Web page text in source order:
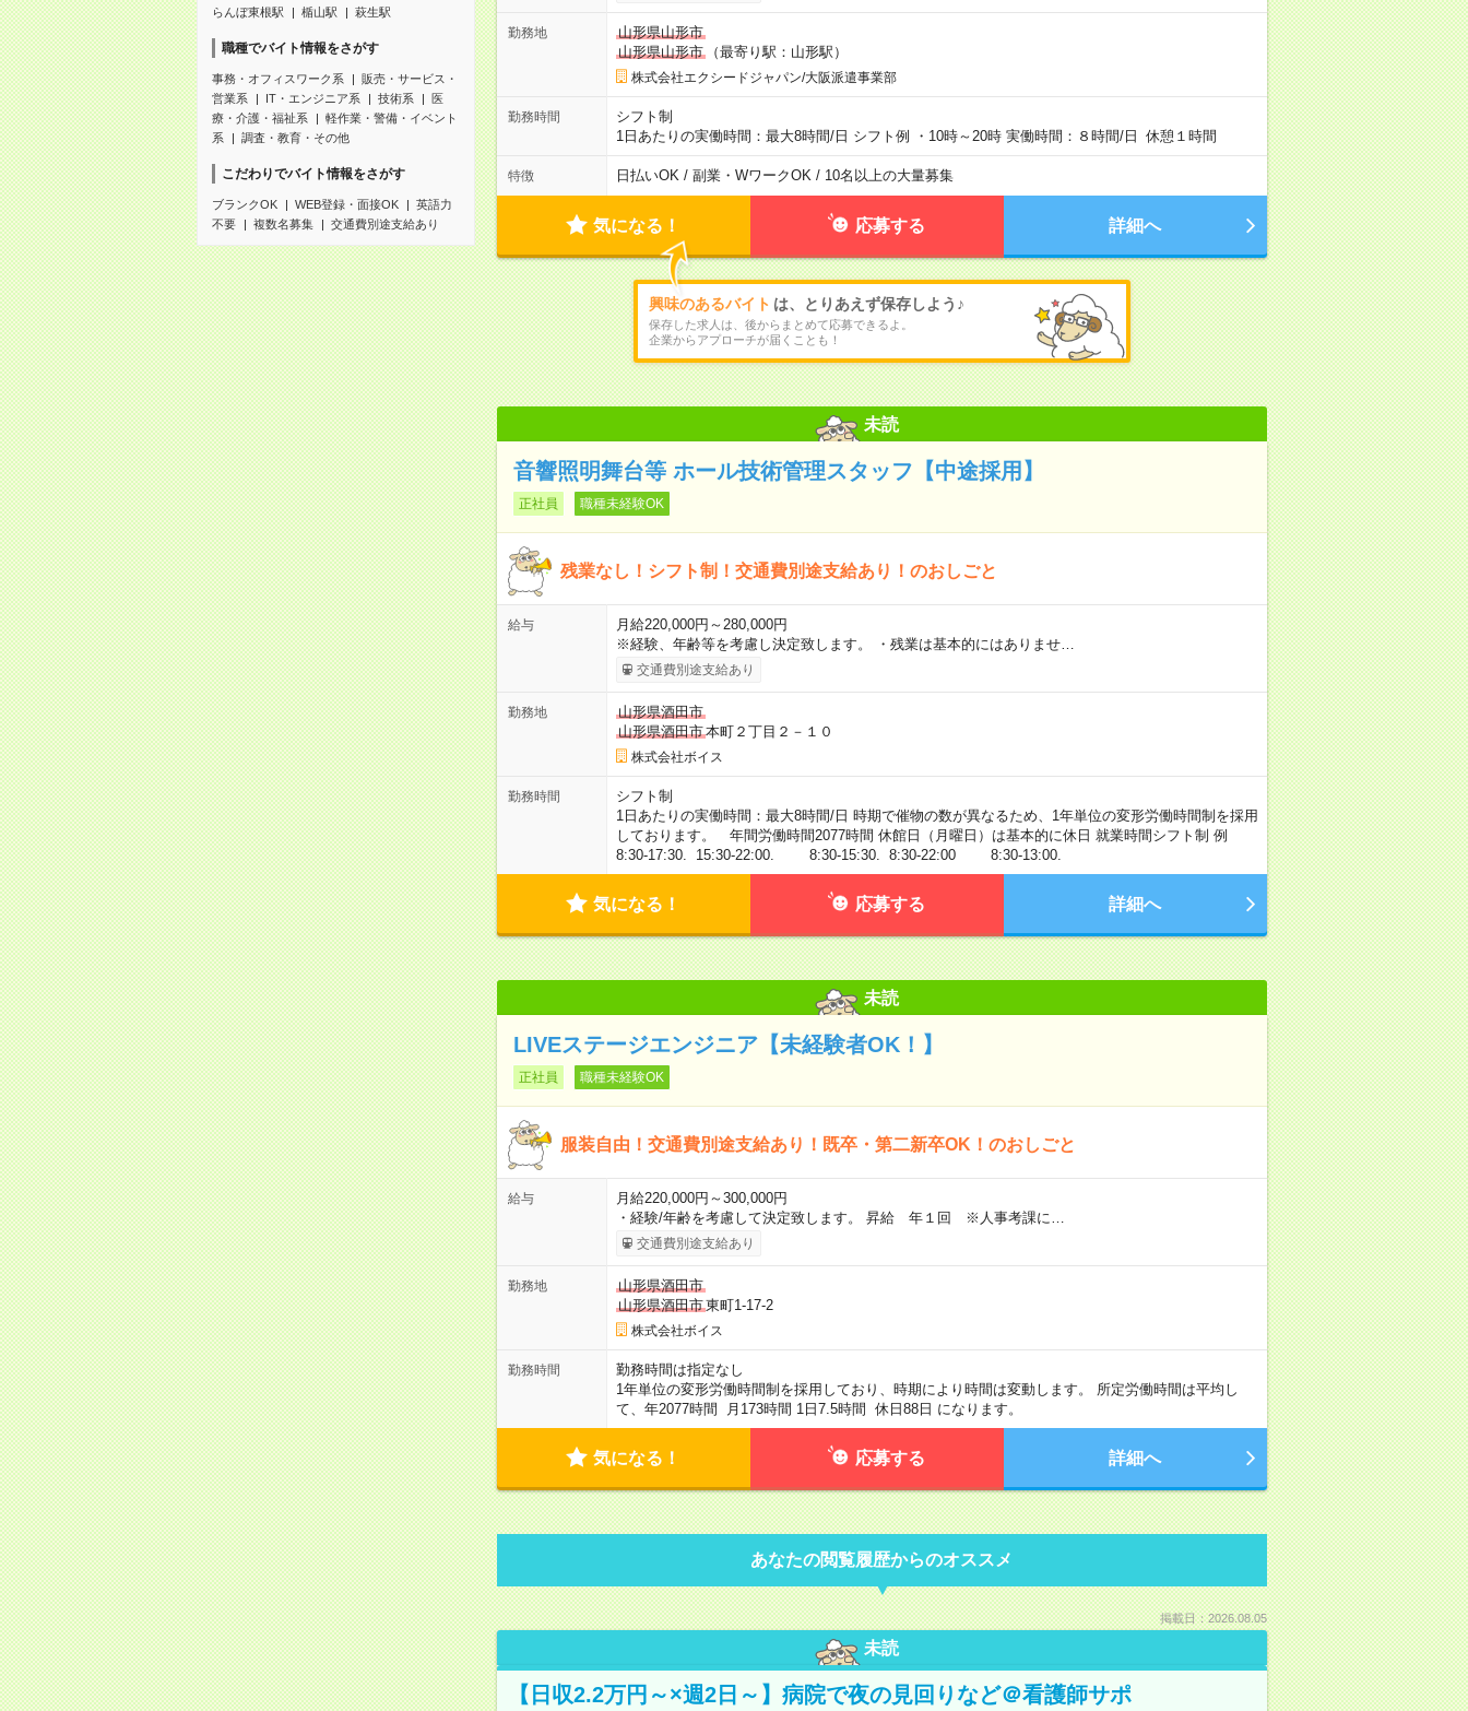
らんぼ東根駅
楯山駅 萩生駅
職種でバイト情報をさがす
事務・オフィスワーク系
販売・サービス・
営業系
IT・エンジニア系 技術系
医
療・介護・福祉系
軽作業・警備・イベント
系
調査・教育・その他
こだわりでバイト情報をさがす
ブランクOK WEB登録・面接OK
英語力
不要
複数名募集 交通費別途支給あり
勤務地
山形県山形市
山形県山形市（最寄り駅：山形駅）
株式会社エクシードジャパン/大阪派遣事業部
勤務時間
シフト制
1日あたりの実働時間：最大8時間/日 シフト例 ・10時～20時 実働時間：８時間/日 休憩１時間
特徴 日払いOK / 副業・WワークOK / 10名以上の大量募集
気になる！ 応募する 詳細へ
興味のあるバイト は、とりあえず保存しよう♪
保存した求人は、後からまとめて応募できるよ。
企業からアプローチが届くことも！
未読
音響照明舞台等 ホール技術管理スタッフ【中途採用】
正社員 職種未経験OK
残業なし！シフト制！交通費別途支給あり！のおしごと
給与
月給220,000円～280,000円
※経験、年齢等を考慮し決定致します。 ・残業は基本的にはありませ…
交通費別途支給あり
勤務地
山形県酒田市
山形県酒田市本町２丁目２－１０
株式会社ボイス
勤務時間
シフト制
1日あたりの実働時間：最大8時間/日 時期で催物の数が異なるため、1年単位の変形労働時間制を採用
しております。 年間労働時間2077時間 休館日（月曜日）は基本的に休日 就業時間シフト制 例
8:30-17:30. 15:30-22:00. 8:30-15:30. 8:30-22:00 8:30-13:00.
気になる！ 応募する 詳細へ
未読
LIVEステージエンジニア【未経験者OK！】
正社員 職種未経験OK
服装自由！交通費別途支給あり！既卒・第二新卒OK！のおしごと
給与
月給220,000円～300,000円
・経験/年齢を考慮して決定致します。 昇給 年１回 ※人事考課に…
交通費別途支給あり
勤務地
山形県酒田市
山形県酒田市東町1-17-2
株式会社ボイス
勤務時間
勤務時間は指定なし
1年単位の変形労働時間制を採用しており、時期により時間は変動します。 所定労働時間は平均し
て、年2077時間 月173時間 1日7.5時間 休日88日 になります。
気になる！ 応募する 詳細へ
あなたの閲覧履歴からのオススメ
掲載日：2026.08.05
未読
【日収2.2万円～×週2日～】病院で夜の見回りなど＠看護師サポ